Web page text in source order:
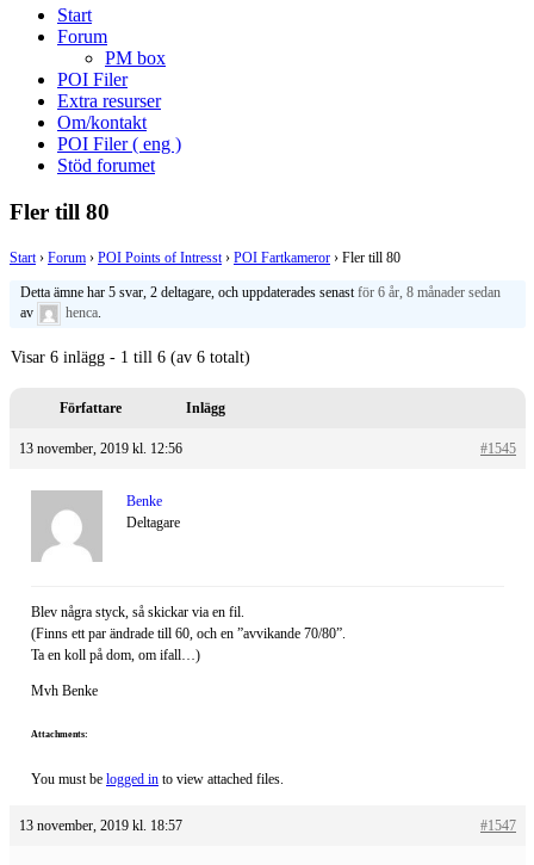
Start
Forum
PM box
POI Filer
Extra resurser
Om/kontakt
POI Filer ( eng )
Stöd forumet
Fler till 80
Start › Forum › POI Points of Intresst › POI Fartkameror › Fler till 80
Detta ämne har 5 svar, 2 deltagare, och uppdaterades senastför 6 år, 8 månader sedan
av
henca.
Visar 6 inlägg - 1 till 6 (av 6 totalt)
Författare Inlägg
13 november, 2019 kl. 12:56 #1545
Benke
Deltagare
Blev några styck, så skickar via en fil.
(Finns ett par ändrade till 60, och en ”avvikande 70/80”.
Ta en koll på dom, om ifall…)
Mvh Benke
Attachments:
You must be logged in to view attached files.
13 november, 2019 kl. 18:57 #1547